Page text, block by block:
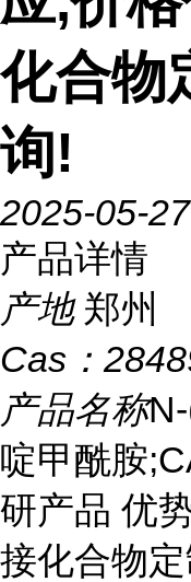
化合物
询!
2025-05-27
产品详情
产地 郑州
Cas：
产品名称
啶甲酰胺
研产品 优
接化合物